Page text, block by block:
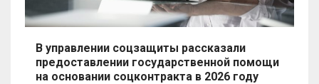
В управлении соцзащиты рассказали
предоставлении государственной помощи
на основании соцконтракта в 2026 году